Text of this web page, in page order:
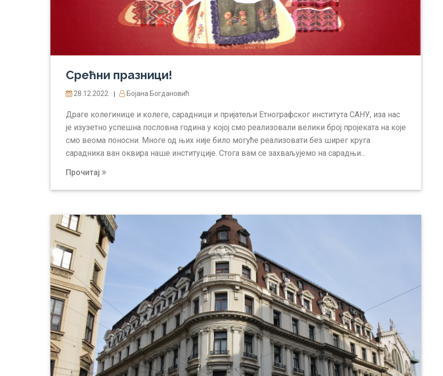
Срећни празници!
28.12.2022. | Бојана Богдановић
Драге колегинице и колеге, сарадници и пријатељи Етнографског института САНУ, иза нас
је изузетно успешна пословна година у којој смо реализовали велики број пројеката на које
смо веома поносни. Многе од њих није било могуће реализовати без ширег круга
сарадника ван оквира наше институције. Стога вам се захваљујемо на сарадњи...
Прочитај